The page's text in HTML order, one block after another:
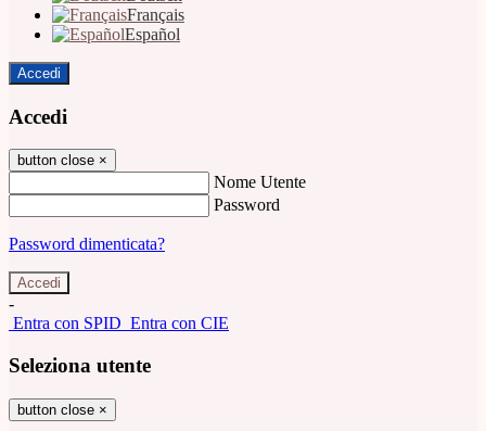
Français
Español
Accedi
Accedi
button close ×
Nome Utente
Password
Password dimenticata?
-
Entra con SPID Entra con CIE
Seleziona utente
button close ×